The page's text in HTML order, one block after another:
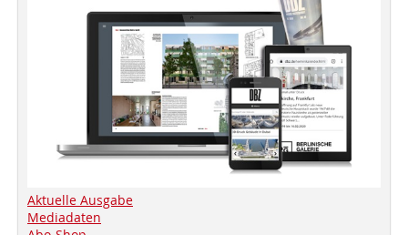
Aktuelle Ausgabe
Mediadaten